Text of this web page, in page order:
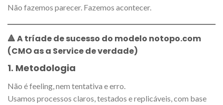
Não fazemos parecer. Fazemos acontecer.
🔺 A tríade de sucesso do modelo notopo.com
(CMO as a Service de verdade)
1. Metodologia
Não é feeling, nem tentativa e erro.
Usamos processos claros, testados e replicáveis, com base